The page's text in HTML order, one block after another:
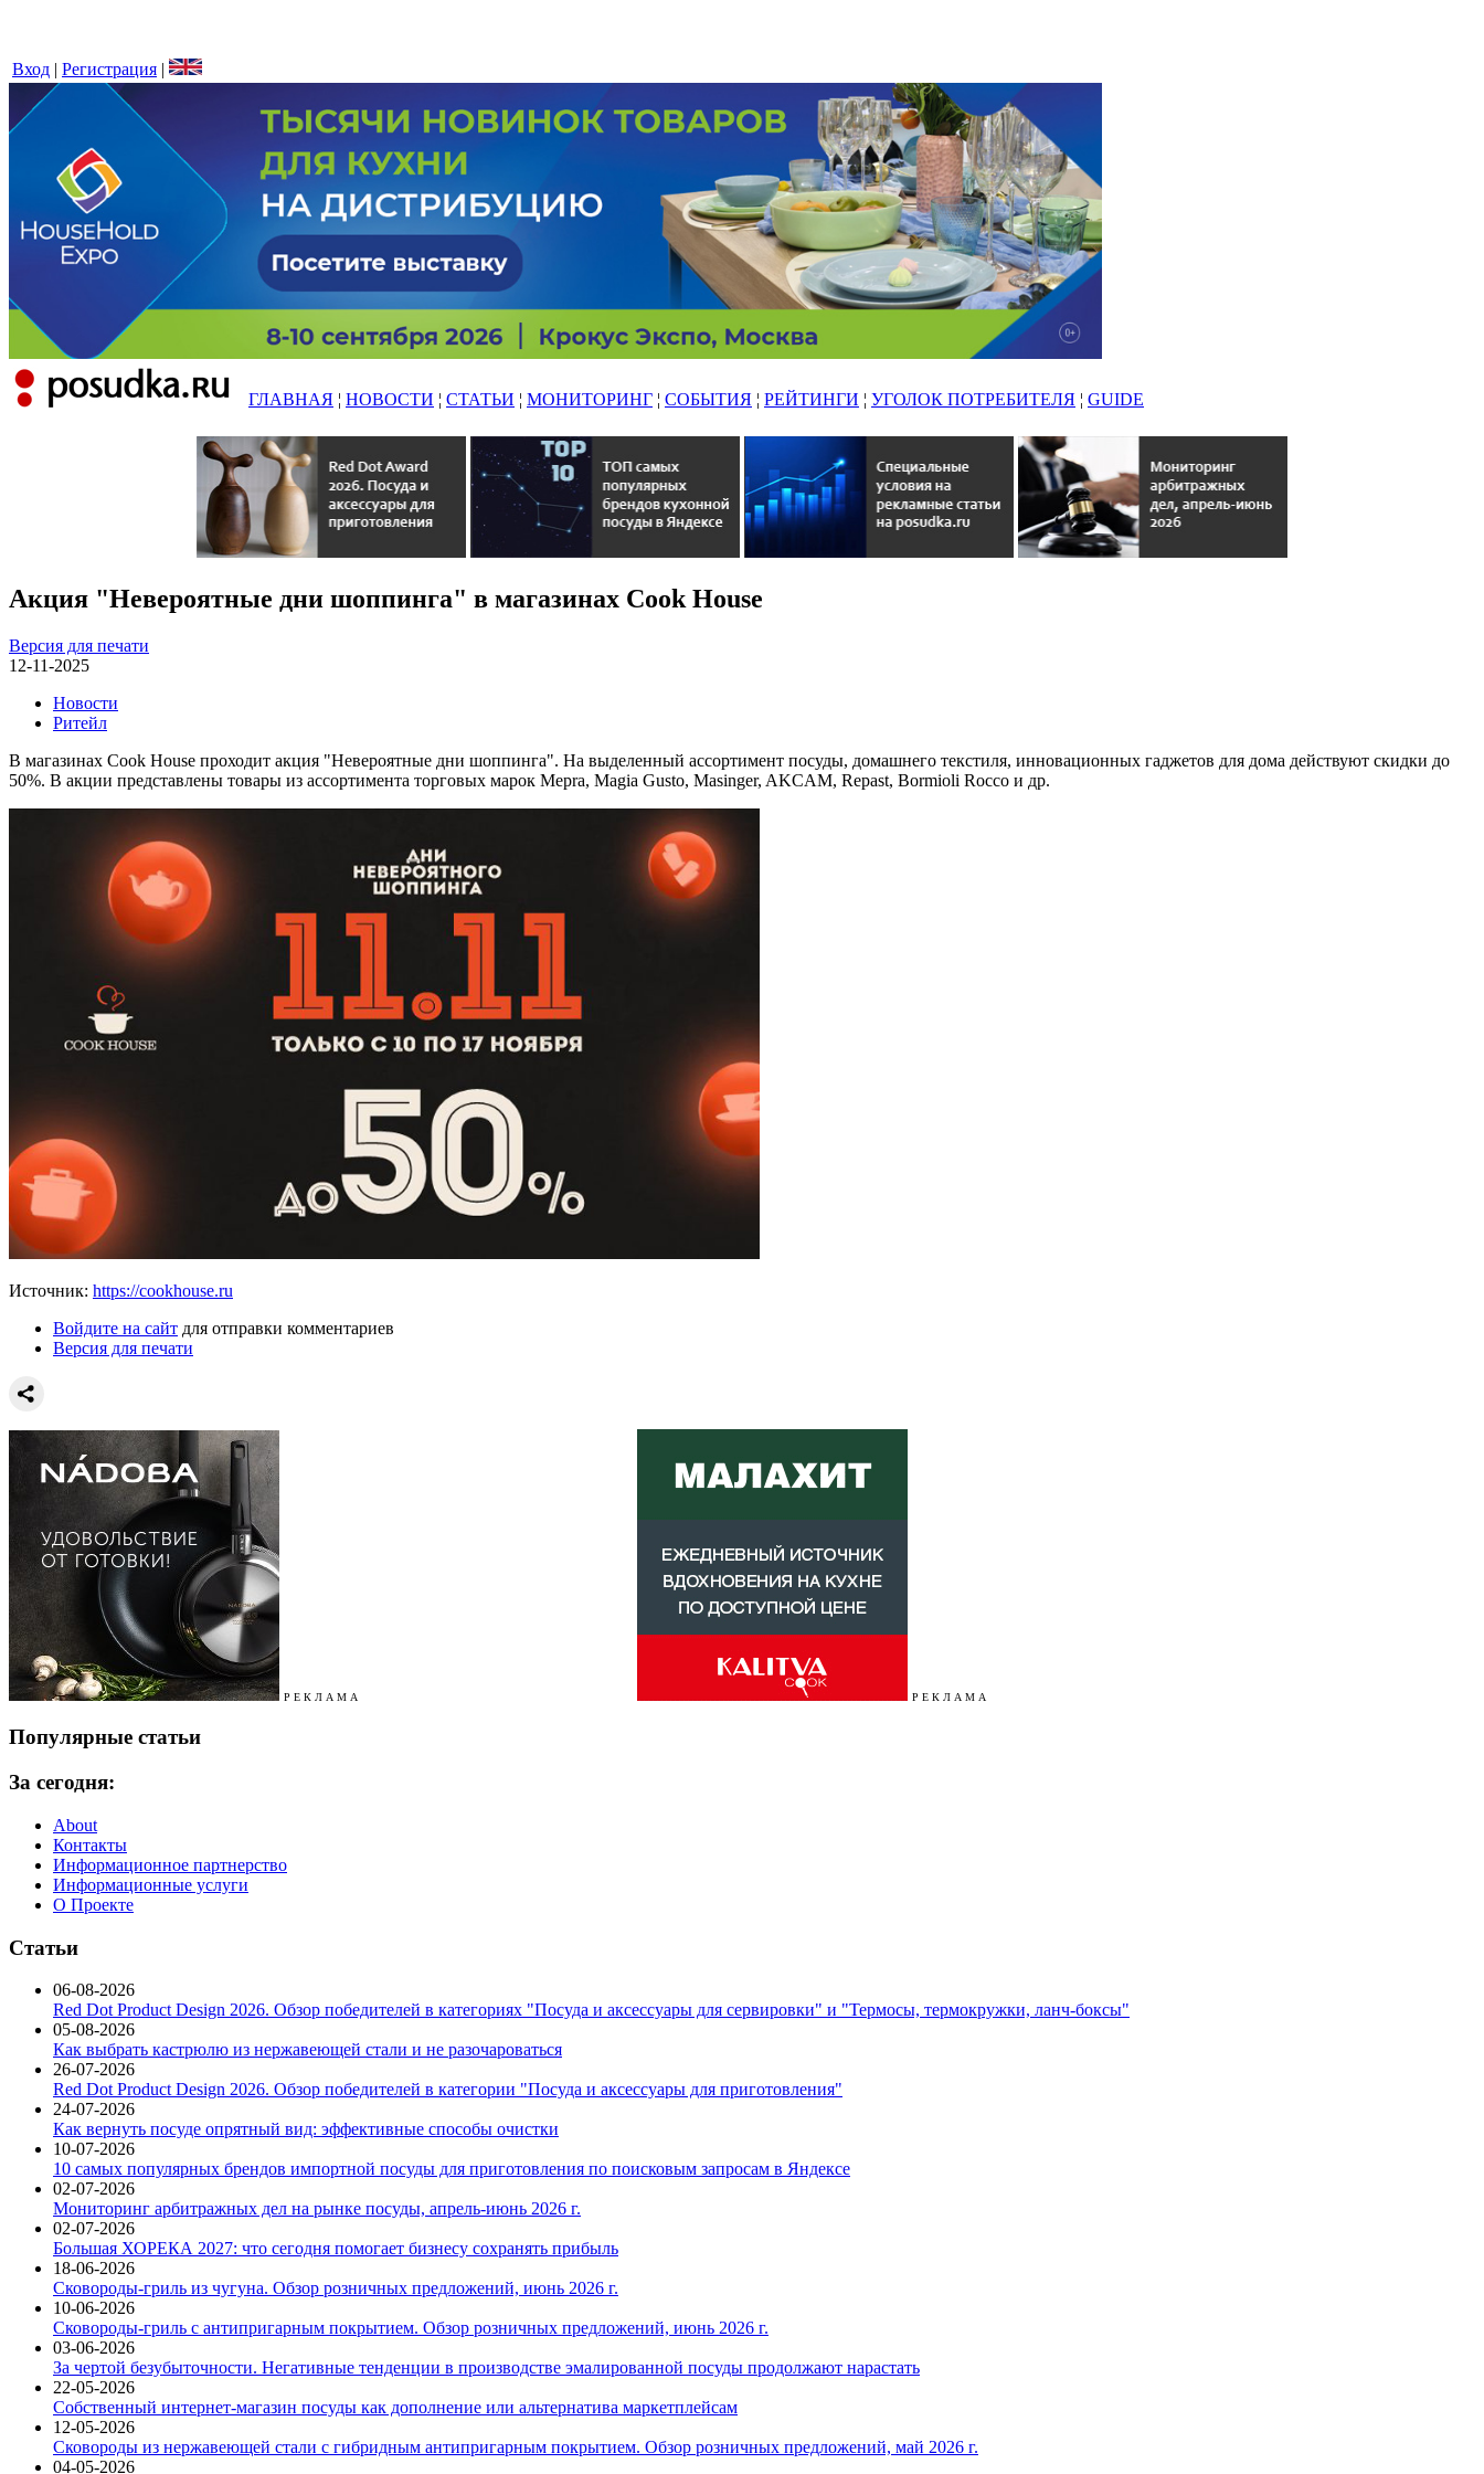
Вход | Регистрация |
ГЛАВНАЯ ¦ НОВОСТИ ¦ СТАТЬИ ¦ МОНИТОРИНГ ¦ СОБЫТИЯ ¦ РЕЙТИНГИ ¦ УГОЛОК ПОТРЕБИТЕЛЯ ¦ GUIDE
Акция "Невероятные дни шоппинга" в магазинах Cook House
Версия для печати
12-11-2025
Новости
Ритейл
В магазинах Cook House проходит акция "Невероятные дни шоппинга". На выделенный ассортимент посуды, домашнего текстиля, инновационных гаджетов для дома действуют скидки до
50%. В акции представлены товары из ассортимента торговых марок Mepra, Magia Gusto, Masinger, AKCAM, Repast, Bormioli Rocco и др.
Источник: https://cookhouse.ru
Войдите на сайт для отправки комментариев
Версия для печати
Р Е К Л А М А Р Е К Л А М А
Популярные статьи
За сегодня:
About
Контакты
Информационное партнерство
Информационные услуги
О Проекте
Статьи
06-08-2026
Red Dot Product Design 2026. Обзор победителей в категориях "Посуда и аксессуары для сервировки" и "Термосы, термокружки, ланч-боксы"
05-08-2026
Как выбрать кастрюлю из нержавеющей стали и не разочароваться
26-07-2026
Red Dot Product Design 2026. Обзор победителей в категории "Посуда и аксессуары для приготовления"
24-07-2026
Как вернуть посуде опрятный вид: эффективные способы очистки
10-07-2026
10 самых популярных брендов импортной посуды для приготовления по поисковым запросам в Яндексе
02-07-2026
Мониторинг арбитражных дел на рынке посуды, апрель-июнь 2026 г.
02-07-2026
Большая ХОРЕКА 2027: что сегодня помогает бизнесу сохранять прибыль
18-06-2026
Сковороды-гриль из чугуна. Обзор розничных предложений, июнь 2026 г.
10-06-2026
Сковороды-гриль с антипригарным покрытием. Обзор розничных предложений, июнь 2026 г.
03-06-2026
За чертой безубыточности. Негативные тенденции в производстве эмалированной посуды продолжают нарастать
22-05-2026
Собственный интернет-магазин посуды как дополнение или альтернатива маркетплейсам
12-05-2026
Сковороды из нержавеющей стали с гибридным антипригарным покрытием. Обзор розничных предложений, май 2026 г.
04-05-2026